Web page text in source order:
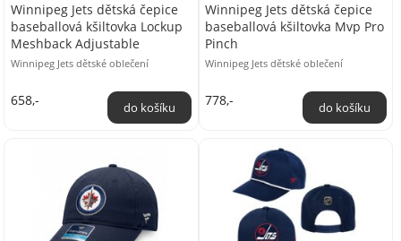
Winnipeg Jets dětská čepice
baseballová kšiltovka Lockup
Meshback Adjustable
Winnipeg Jets dětské oblečení
658,-
Winnipeg Jets dětská čepice
baseballová kšiltovka Mvp Pro
Pinch
Winnipeg Jets dětské oblečení
778,-